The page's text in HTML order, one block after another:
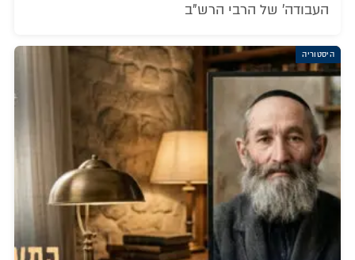
העבודה' של הרבי הרש"ב
היסטוריה